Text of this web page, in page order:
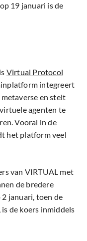
19 januari is de
Virtual Protocol
integreert
en stelt
agenten te
Vooral in de
het platform veel
van VIRTUAL met
de bredere
januari, toen de
de koers inmiddels